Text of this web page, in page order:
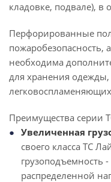
кладовке, подвале), в
Перфорированные
пожаробезопасность,
необходима
для хранения одежды,
Преимущества серии
Увеличенная
своего класса ТС
грузоподъемность
распределенной